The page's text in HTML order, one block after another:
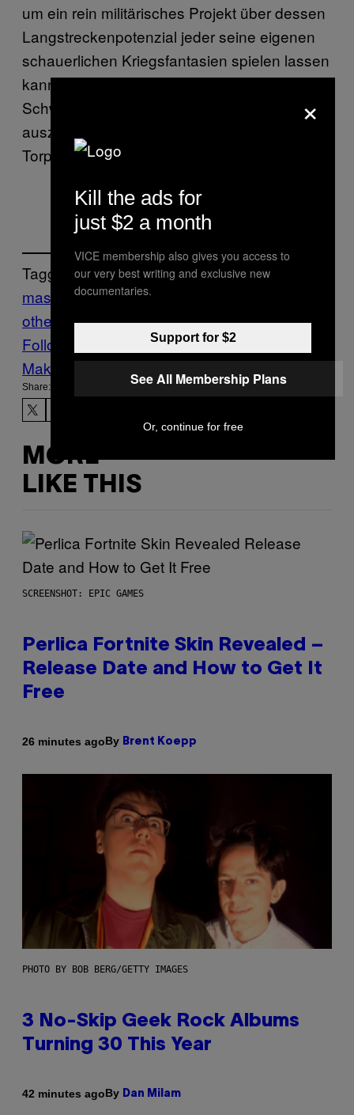
um ein rein militärisches Projekt über dessen
Langstreckenpotenzial jeder seine eigenen
schauerlichen Kriegsfantasien spielen lassen
kann. Auch ist es theoretisch möglich,
Schwimmanzüge mit der Technik
auszurüsten, mit denen dann menschliche
Torpedos durch die Ozeane schießen.
Tagged:
maschinen Militär
otherboard show Schiffe Tech
Follow Us On Discover
Make Us Preferred In Top Stories
Share:
MORE
LIKE THIS
SCREENSHOT: EPIC GAMES
Perlica Fortnite Skin Revealed –
Release Date and How to Get It
Free
26 minutes agoBy Brent Koepp
PHOTO BY BOB BERG/GETTY IMAGES
3 No-Skip Geek Rock Albums
Turning 30 This Year
42 minutes agoBy Dan Milam
×
Kill the ads for
just $2 a month
VICE membership also gives you access to
our very best writing and exclusive new
documentaries.
Support for $2
See All Membership Plans
Or, continue for free